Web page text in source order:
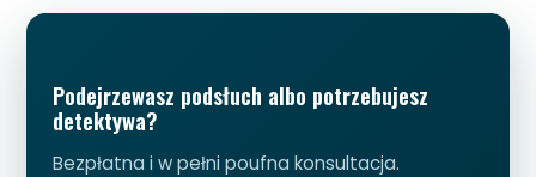
Podejrzewasz podsłuch albo potrzebujesz
detektywa?
Bezpłatna i w pełni poufna konsultacja.